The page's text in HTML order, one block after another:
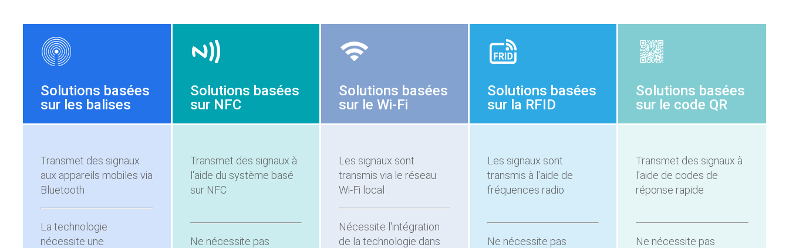
Solutions basées
sur les balises
Transmet des signaux
aux appareils mobiles via
Bluetooth
La technologie
nécessite une
Solutions basées
sur NFC
Transmet des signaux à
l'aide du système basé
sur NFC
Ne nécessite pas
Solutions basées
sur le Wi-Fi
Les signaux sont
transmis via le réseau
Wi-Fi local
Nécessite l'intégration
de la technologie dans
Solutions basées
sur la RFID
Les signaux sont
transmis à l'aide de
fréquences radio
Ne nécessite pas
Solutions basées
sur le code QR
Transmet des signaux à
l'aide de codes de
réponse rapide
Ne nécessite pas